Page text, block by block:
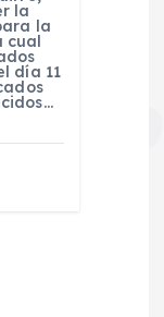
la
la
cual
día 11